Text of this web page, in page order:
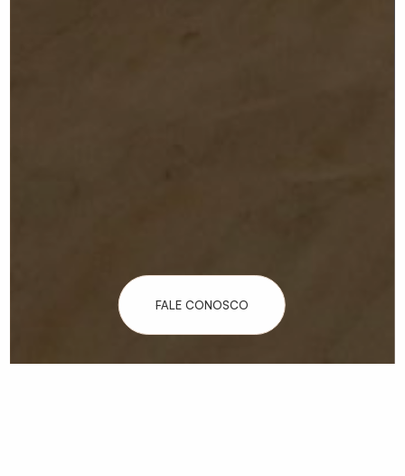
FALE CONOSCO